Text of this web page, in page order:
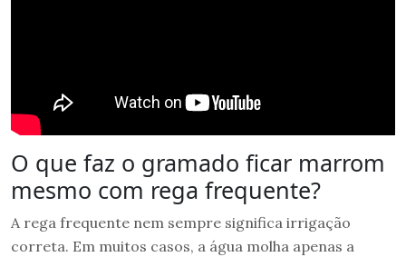
O que faz o gramado ficar marrom
mesmo com rega frequente?
A rega frequente nem sempre significa irrigação
correta. Em muitos casos, a água molha apenas a